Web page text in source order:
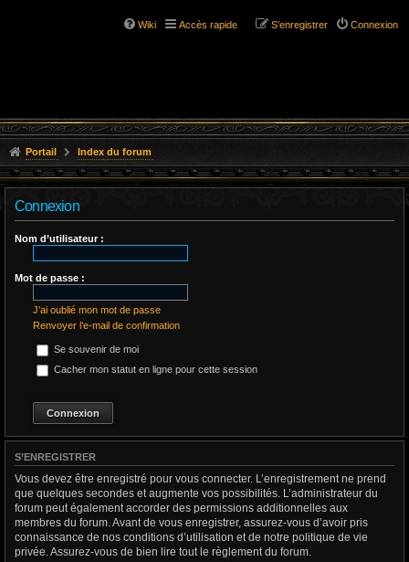
Wiki Accès rapide Connexion
S’enregistrer
Portail Index du forum
Connexion
Nom d’utilisateur :
Mot de passe :
J’ai oublié mon mot de passe
Renvoyer l’e-mail de confirmation
Se souvenir de moi
Cacher mon statut en ligne pour cette session
S’ENREGISTRER
Vous devez être enregistré pour vous connecter. L’enregistrement ne prend
que quelques secondes et augmente vos possibilités. L’administrateur du
forum peut également accorder des permissions additionnelles aux
membres du forum. Avant de vous enregistrer, assurez-vous d’avoir pris
connaissance de nos conditions d’utilisation et de notre politique de vie
privée. Assurez-vous de bien lire tout le règlement du forum.